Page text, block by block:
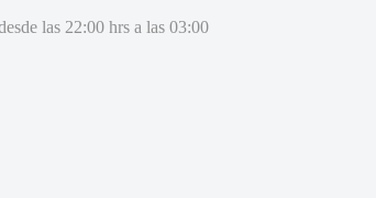
las 22:00 hrs a las 03:00